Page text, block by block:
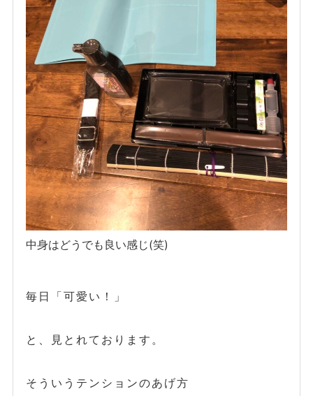
中身はどうでも良い感じ(笑)
毎日「可愛い！」
と、見とれております。
そういうテンションのあげ方